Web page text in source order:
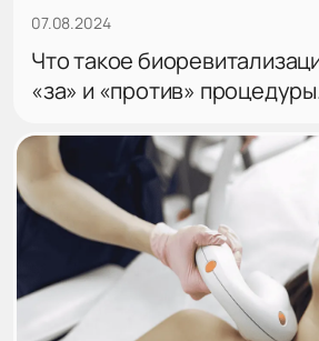
07.08.2024
Что такое
«за» и «против»